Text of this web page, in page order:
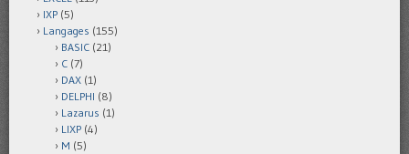
IXP (5)
Langages (155)
BASIC (21)
C (7)
DAX (1)
DELPHI (8)
Lazarus (1)
LIXP (4)
M (5)